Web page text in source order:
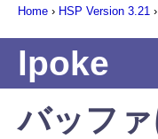
Home › HSP Version 3.21 ›
lpoke
バッフ